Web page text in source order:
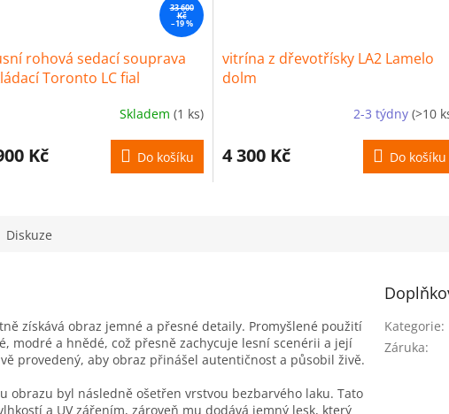
33 600
Kč
–19 %
rohová sedací souprava
Toronto LC fial
Skladem (1 ks)
Kč Do košíku
vitrína z dřevotřísky LA2 Lamelo
dolm
2-3 týdny (>10
4 300 Kč Do košíku
Diskuze
získává obraz jemné a přesné detaily. Promyšlené použití
modré a hnědé, což přesně zachycuje lesní scenérii a její
provedený, aby obraz přinášel autentičnost a působil živě.
obrazu byl následně ošetřen vrstvou bezbarvého laku. Tato
a UV zářením, zároveň mu dodává jemný lesk, který
Kategorie:
Záruka: